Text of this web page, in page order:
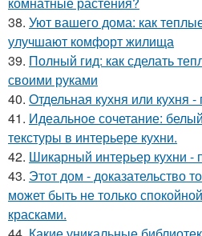
38. Уют вашего дома: как
улучшают комфорт жилища
39. Полный гид: как сделать
своими руками
40. Отдельная кухня или кухня
41. Идеальное сочетание:
текстуры в интерьере кухни.
42. Шикарный интерьер кухни -
43. Этот дом - доказательство
может быть не только
красками.